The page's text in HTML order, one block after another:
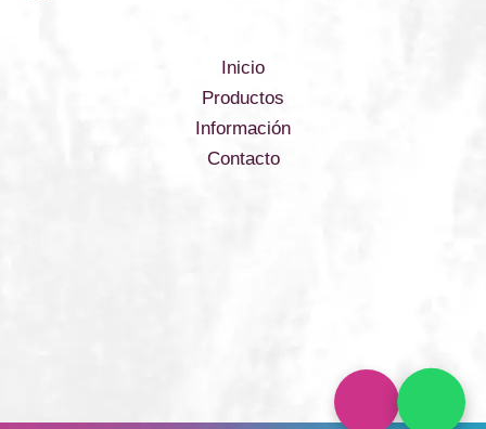
Inicio
Productos
Información
Contacto